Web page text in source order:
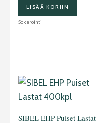
LISÄÄ KORIIN
Sokerointi
SIBEL EHP Puiset Lastat